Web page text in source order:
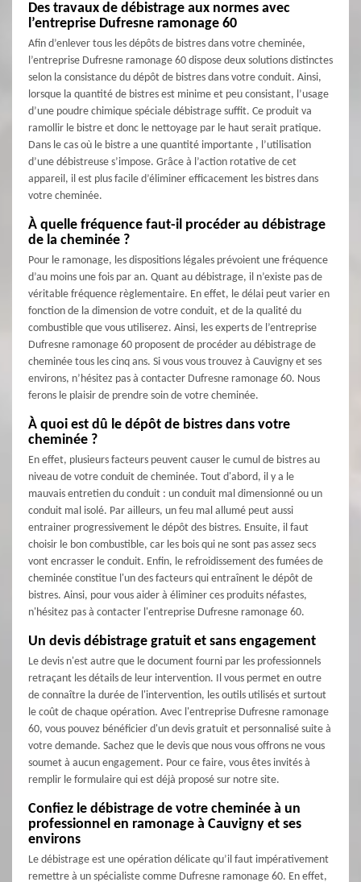
Des travaux de débistrage aux normes avec
l’entreprise Dufresne ramonage 60
Afin d’enlever tous les dépôts de bistres dans votre cheminée,
l’entreprise Dufresne ramonage 60 dispose deux solutions distinctes
selon la consistance du dépôt de bistres dans votre conduit. Ainsi,
lorsque la quantité de bistres est minime et peu consistant, l’usage
d’une poudre chimique spéciale débistrage suffit. Ce produit va
ramollir le bistre et donc le nettoyage par le haut serait pratique.
Dans le cas où le bistre a une quantité importante , l’utilisation
d’une débistreuse s’impose. Grâce à l’action rotative de cet
appareil, il est plus facile d’éliminer efficacement les bistres dans
votre cheminée.
À quelle fréquence faut-il procéder au débistrage
de la cheminée ?
Pour le ramonage, les dispositions légales prévoient une fréquence
d’au moins une fois par an. Quant au débistrage, il n’existe pas de
véritable fréquence règlementaire. En effet, le délai peut varier en
fonction de la dimension de votre conduit, et de la qualité du
combustible que vous utiliserez. Ainsi, les experts de l’entreprise
Dufresne ramonage 60 proposent de procéder au débistrage de
cheminée tous les cinq ans. Si vous vous trouvez à Cauvigny et ses
environs, n’hésitez pas à contacter Dufresne ramonage 60. Nous
ferons le plaisir de prendre soin de votre cheminée.
À quoi est dû le dépôt de bistres dans votre
cheminée ?
En effet, plusieurs facteurs peuvent causer le cumul de bistres au
niveau de votre conduit de cheminée. Tout d'abord, il y a le
mauvais entretien du conduit : un conduit mal dimensionné ou un
conduit mal isolé. Par ailleurs, un feu mal allumé peut aussi
entrainer progressivement le dépôt des bistres. Ensuite, il faut
choisir le bon combustible, car les bois qui ne sont pas assez secs
vont encrasser le conduit. Enfin, le refroidissement des fumées de
cheminée constitue l'un des facteurs qui entraînent le dépôt de
bistres. Ainsi, pour vous aider à éliminer ces produits néfastes,
n'hésitez pas à contacter l'entreprise Dufresne ramonage 60.
Un devis débistrage gratuit et sans engagement
Le devis n'est autre que le document fourni par les professionnels
retraçant les détails de leur intervention. Il vous permet en outre
de connaître la durée de l'intervention, les outils utilisés et surtout
le coût de chaque opération. Avec l'entreprise Dufresne ramonage
60, vous pouvez bénéficier d'un devis gratuit et personnalisé suite à
votre demande. Sachez que le devis que nous vous offrons ne vous
soumet à aucun engagement. Pour ce faire, vous êtes invités à
remplir le formulaire qui est déjà proposé sur notre site.
Confiez le débistrage de votre cheminée à un
professionnel en ramonage à Cauvigny et ses
environs
Le débistrage est une opération délicate qu’il faut impérativement
remettre à un spécialiste comme Dufresne ramonage 60. En effet,